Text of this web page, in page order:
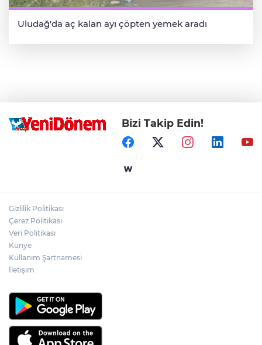
Uludağ'da aç kalan ayı çöpten yemek aradı
Bizi Takip Edin!
Gizlilik Politikası
Çerez Politikası
Veri Politikası
Künye
Kullanım Şartnamesi
İletişim